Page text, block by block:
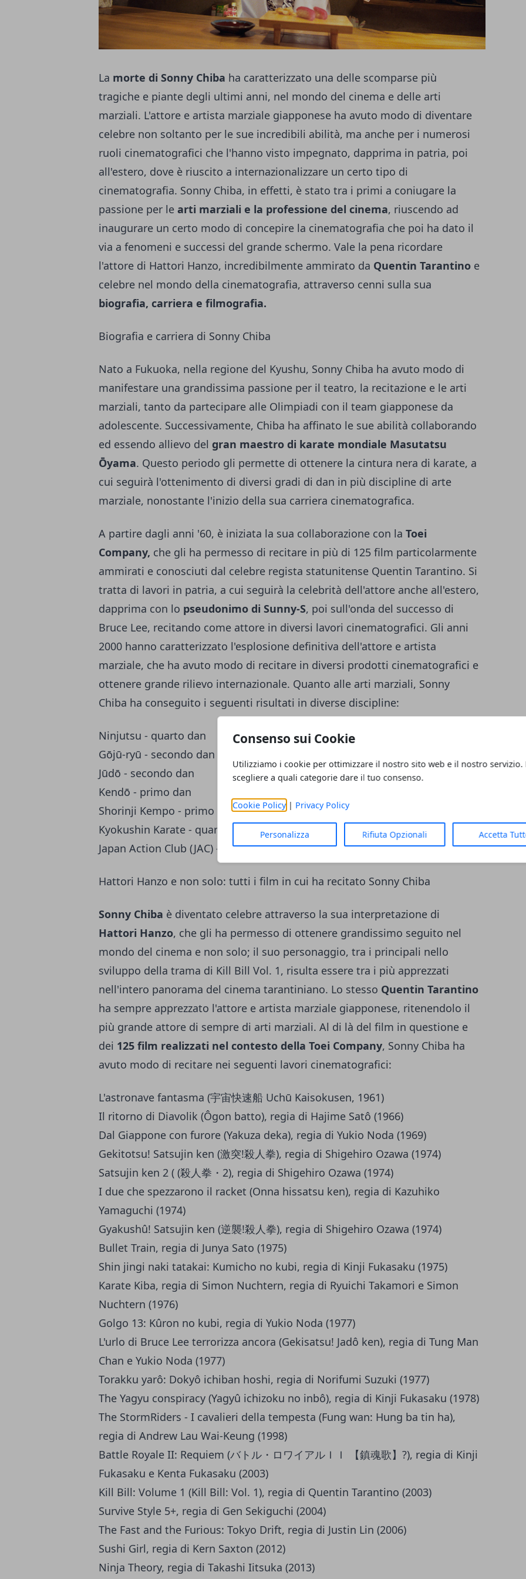
Consenso sui Cookie
Utilizziamo i cookie per ottimizzare il nostro sito web e il nostro servizio.
scegliere a quali categorie dare il tuo consenso.
Cookie Policy| Privacy Policy
Personalizza Rifiuta Opzionali Accetta
La morte di Sonny Chiba ha caratterizzato una delle scomparse più
tragiche e piante degli ultimi anni, nel mondo del cinema e delle arti
marziali. L'attore e artista marziale giapponese ha avuto modo di diventare
celebre non soltanto per le sue incredibili abilità, ma anche per i numerosi
ruoli cinematografici che l'hanno visto impegnato, dapprima in patria, poi
all'estero, dove è riuscito a internazionalizzare un certo tipo di
cinematografia. Sonny Chiba, in effetti, è stato tra i primi a coniugare la
passione per le arti marziali e la professione del cinema, riuscendo ad
inaugurare un certo modo di concepire la cinematografia che poi ha dato il
via a fenomeni e successi del grande schermo. Vale la pena ricordare
l'attore di Hattori Hanzo, incredibilmente ammirato da Quentin Tarantino e
celebre nel mondo della cinematografia, attraverso cenni sulla sua
biografia, carriera e filmografia.
Biografia e carriera di Sonny Chiba
Nato a Fukuoka, nella regione del Kyushu, Sonny Chiba ha avuto modo di
manifestare una grandissima passione per il teatro, la recitazione e le arti
marziali, tanto da partecipare alle Olimpiadi con il team giapponese da
adolescente. Successivamente, Chiba ha affinato le sue abilità collaborando
ed essendo allievo del gran maestro di karate mondiale Masutatsu
Ōyama. Questo periodo gli permette di ottenere la cintura nera di karate, a
cui seguirà l'ottenimento di diversi gradi di dan in più discipline di arte
marziale, nonostante l'inizio della sua carriera cinematografica.
A partire dagli anni '60, è iniziata la sua collaborazione con la Toei
Company, che gli ha permesso di recitare in più di 125 film particolarmente
ammirati e conosciuti dal celebre regista statunitense Quentin Tarantino. Si
tratta di lavori in patria, a cui seguirà la celebrità dell'attore anche all'estero,
dapprima con lo pseudonimo di Sunny-S, poi sull'onda del successo di
Bruce Lee, recitando come attore in diversi lavori cinematografici. Gli anni
2000 hanno caratterizzato l'esplosione definitiva dell'attore e artista
marziale, che ha avuto modo di recitare in diversi prodotti cinematografici e
ottenere grande rilievo internazionale. Quanto alle arti marziali, Sonny
Chiba ha conseguito i seguenti risultati in diverse discipline:
Ninjutsu - quarto dan
Gōjū-ryū - secondo dan
Jūdō - secondo dan
Kendō - primo dan
Shorinji Kempo - primo dan
Kyokushin Karate - quarto dan
Japan Action Club (JAC) - Fondatore[7]
Hattori Hanzo e non solo: tutti i film in cui ha recitato Sonny Chiba
Sonny Chiba è diventato celebre attraverso la sua interpretazione di
Hattori Hanzo, che gli ha permesso di ottenere grandissimo seguito nel
mondo del cinema e non solo; il suo personaggio, tra i principali nello
sviluppo della trama di Kill Bill Vol. 1, risulta essere tra i più apprezzati
nell'intero panorama del cinema tarantiniano. Lo stesso Quentin Tarantino
ha sempre apprezzato l'attore e artista marziale giapponese, ritenendolo il
più grande attore di sempre di arti marziali. Al di là del film in questione e
dei 125 film realizzati nel contesto della Toei Company, Sonny Chiba ha
avuto modo di recitare nei seguenti lavori cinematografici:
L'astronave fantasma (宇宙快速船 Uchū Kaisokusen, 1961)
Il ritorno di Diavolik (Ôgon batto), regia di Hajime Satô (1966)
Dal Giappone con furore (Yakuza deka), regia di Yukio Noda (1969)
Gekitotsu! Satsujin ken (激突!殺人拳), regia di Shigehiro Ozawa (1974)
Satsujin ken 2 ( (殺人拳・2), regia di Shigehiro Ozawa (1974)
I due che spezzarono il racket (Onna hissatsu ken), regia di Kazuhiko
Yamaguchi (1974)
Gyakushû! Satsujin ken (逆襲!殺人拳), regia di Shigehiro Ozawa (1974)
Bullet Train, regia di Junya Sato (1975)
Shin jingi naki tatakai: Kumicho no kubi, regia di Kinji Fukasaku (1975)
Karate Kiba, regia di Simon Nuchtern, regia di Ryuichi Takamori e Simon
Nuchtern (1976)
Golgo 13: Kûron no kubi, regia di Yukio Noda (1977)
L'urlo di Bruce Lee terrorizza ancora (Gekisatsu! Jadô ken), regia di Tung Man
Chan e Yukio Noda (1977)
Torakku yarô: Dokyô ichiban hoshi, regia di Norifumi Suzuki (1977)
The Yagyu conspiracy (Yagyû ichizoku no inbô), regia di Kinji Fukasaku (1978)
The StormRiders - I cavalieri della tempesta (Fung wan: Hung ba tin ha),
regia di Andrew Lau Wai-Keung (1998)
Battle Royale II: Requiem (バトル・ロワイアルＩＩ 【鎮魂歌】?), regia di Kinji
Fukasaku e Kenta Fukasaku (2003)
Kill Bill: Volume 1 (Kill Bill: Vol. 1), regia di Quentin Tarantino (2003)
Survive Style 5+, regia di Gen Sekiguchi (2004)
The Fast and the Furious: Tokyo Drift, regia di Justin Lin (2006)
Sushi Girl, regia di Kern Saxton (2012)
Ninja Theory, regia di Takashi Iitsuka (2013)